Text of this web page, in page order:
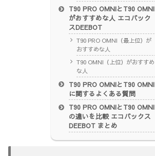
T90 PRO OMNIとT90 OMNI
がおすすめな人 エコバック
スDEEBOT
T90 PRO OMNI（最上位）が
おすすめな人
T90 OMNI（上位）がおすすめ
な人
T90 PRO OMNIとT90 OMNI
に関するよくある質問
T90 PRO OMNIとT90 OMNI
の違いを比較 エコバックス
DEEBOT まとめ